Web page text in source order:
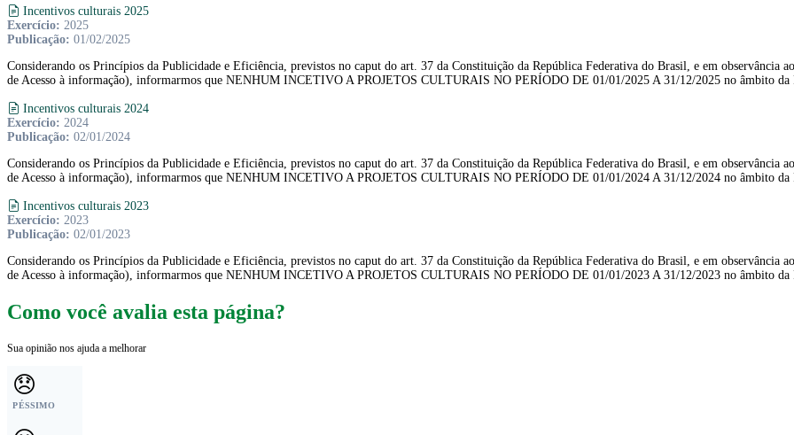
Incentivos culturais 2025
Exercício: 2025
Publicação: 01/02/2025
Considerando os Princípios da Publicidade e Eficiência, previstos no caput do art. 37 da Constituição da República Federativa do Brasil, e em observância
de Acesso à informação), informarmos que NENHUM INCETIVO A PROJETOS CULTURAIS NO PERÍODO DE 01/01/2025 A 31/12/2025 no âmbito da
Incentivos culturais 2024
Exercício: 2024
Publicação: 02/01/2024
Considerando os Princípios da Publicidade e Eficiência, previstos no caput do art. 37 da Constituição da República Federativa do Brasil, e em observância
de Acesso à informação), informarmos que NENHUM INCETIVO A PROJETOS CULTURAIS NO PERÍODO DE 01/01/2024 A 31/12/2024 no âmbito da
Incentivos culturais 2023
Exercício: 2023
Publicação: 02/01/2023
Considerando os Princípios da Publicidade e Eficiência, previstos no caput do art. 37 da Constituição da República Federativa do Brasil, e em observância
de Acesso à informação), informarmos que NENHUM INCETIVO A PROJETOS CULTURAIS NO PERÍODO DE 01/01/2023 A 31/12/2023 no âmbito da
Como você avalia esta página?
Sua opinião nos ajuda a melhorar
😞
PÉSSIMO